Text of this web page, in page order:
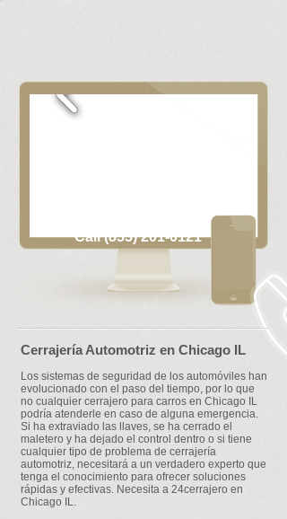
Call (855) 201-0121
Cerrajería Automotriz en Chicago IL
Los sistemas de seguridad de los automóviles han
evolucionado con el paso del tiempo, por lo que
no cualquier cerrajero para carros en Chicago IL
podría atenderle en caso de alguna emergencia.
Si ha extraviado las llaves, se ha cerrado el
maletero y ha dejado el control dentro o si tiene
cualquier tipo de problema de cerrajería
automotriz, necesitará a un verdadero experto que
tenga el conocimiento para ofrecer soluciones
rápidas y efectivas. Necesita a 24cerrajero en
Chicago IL.